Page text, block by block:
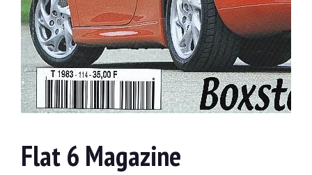
Flat 6 Magazine